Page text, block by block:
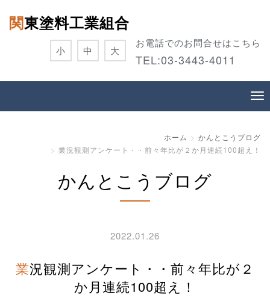
関東塗料工業組合
お電話でのお問合せはこちら
TEL:03-3443-4011
小 中 大
ホーム
かんとこうブログ
業況観測アンケート・・前々年比が２か月連続100超え！
かんとこうブログ
2022.01.26
業況観測アンケート・・前々年比が２
か月連続100超え！